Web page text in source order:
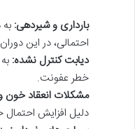
بارداری و شیردهی:
احتمالی، در این
دیابت کنترل نشده:
خطر عفونت.
مشکلات انعقاد خون
دلیل افزایش